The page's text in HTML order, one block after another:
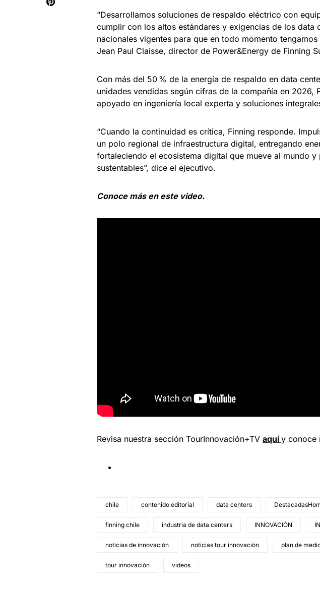
“Desarrollamos soluciones de respaldo eléctrico con
cumplir con los altos estándares y exigencias de los data
nacionales vigentes para que en todo momento
Jean Paul Claisse, director de Power&Energy de Finning
Con más del 50 % de la energía de respaldo en data
unidades vendidas según cifras de la compañía en 2026,
apoyado en ingeniería local experta y soluciones
“Cuando la continuidad es crítica, Finning responde.
un polo regional de infraestructura digital, entregando
fortaleciendo el ecosistema digital que mueve al mundo
sustentables”, dice el ejecutivo.
Conoce más en este video.
Revisa nuestra sección TourInnovación+TV aquíy conoce
chile contenido editorial data centers
finning chile industria de data centers INNOVACIÓN
noticias de innovación noticias tour innovación plan de
tour innovación videos